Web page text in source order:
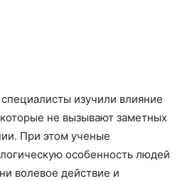
изучили влияние
не вызывают заметных
При этом ученые
особенность людей
волевое действие и